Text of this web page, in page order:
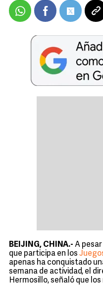
BEIJING, CHINA.- A
que participa en los
apenas ha conquistado
semana de actividad, el
Hermosillo, señaló que